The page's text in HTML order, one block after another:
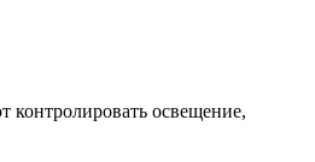
освещение,